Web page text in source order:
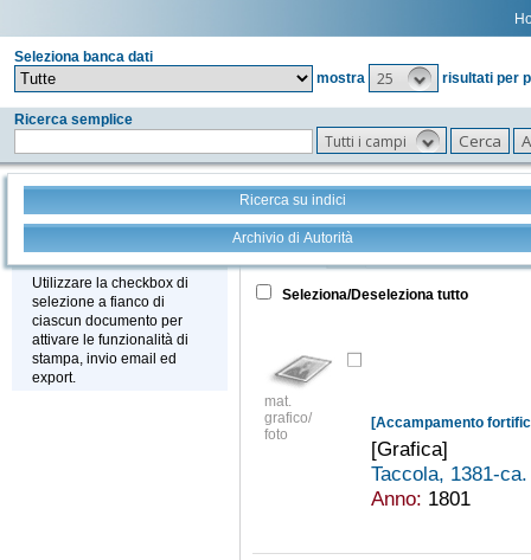
Seleziona banca dati
mostra
25 risultati per
Ricerca semplice
Tutti i campi
Ricerca su indici
Archivio di Autorità
Stampa - Email - Export
Utilizzare la checkbox di
selezione a fianco di
ciascun documento per
attivare le funzionalità di
stampa, invio email ed
export.
Tutto +
Seleziona/Deseleziona tutto
mat.
grafico/
foto
[Accampamento
[Grafica]
Taccola, 1381-
Anno: 1801